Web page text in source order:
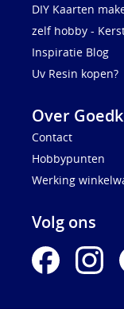
DIY Kaarten
zelf hobby -
Inspiratie Blog
Uv Resin kopen?
Over
Contact
Hobbypunten
Werking
Volg ons